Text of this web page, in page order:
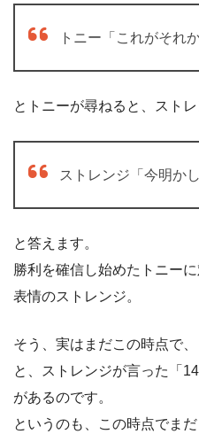
トニー「これがそれか
とトニーが尋ねると、スト
ストレンジ「今明か
と答えます。
勝利を確信し始めたトニー
表情のストレンジ。
そう、実はまだこの時点で
と、ストレンジが言った「
があるのです。
というのも、この時点でま